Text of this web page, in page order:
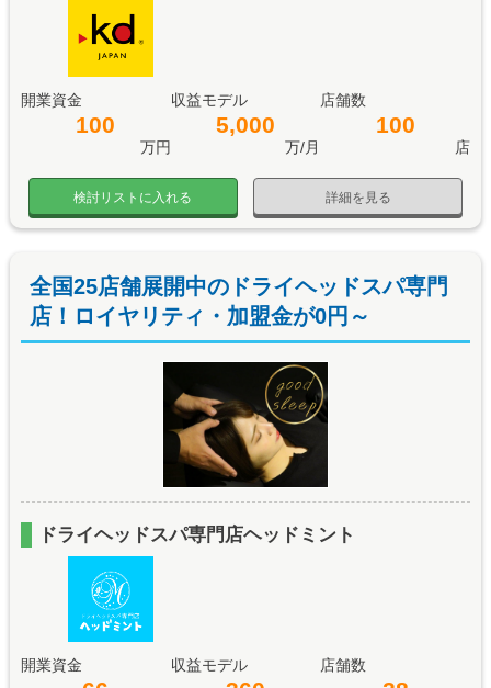
開業資金
100
万円
収益モデル
5,000
万/月
店舗数
100
店
詳細を見る
検討リストに入れる
全国25店舗展開中のドライヘッドスパ専門
店！ロイヤリティ・加盟金が0円～
ドライヘッドスパ専門店ヘッドミント
開業資金 収益モデル 店舗数